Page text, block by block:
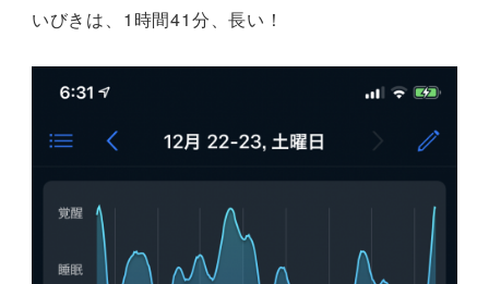
いびきは、1時間41分、長い！